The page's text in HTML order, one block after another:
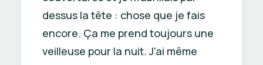
dessus la tête : chose que je fais
encore. Ça me prend toujours une
veilleuse pour la nuit. J'ai même